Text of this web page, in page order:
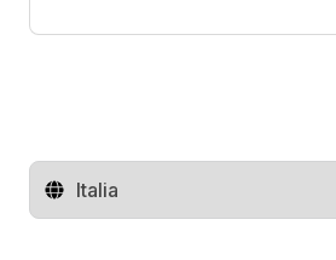
Cambia regione